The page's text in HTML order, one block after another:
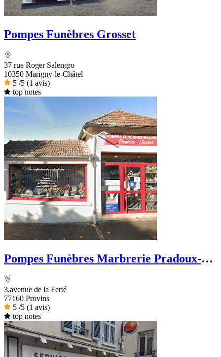
Pompes Funèbres Grosset
37 rue Roger Salengro
10350 Marigny-le-Châtel
5 /5 (1 avis)
top notes
Pompes Funèbres Marbrerie Pradoux-
3,avenue de la Ferté
77160 Provins
5 /5 (1 avis)
top notes